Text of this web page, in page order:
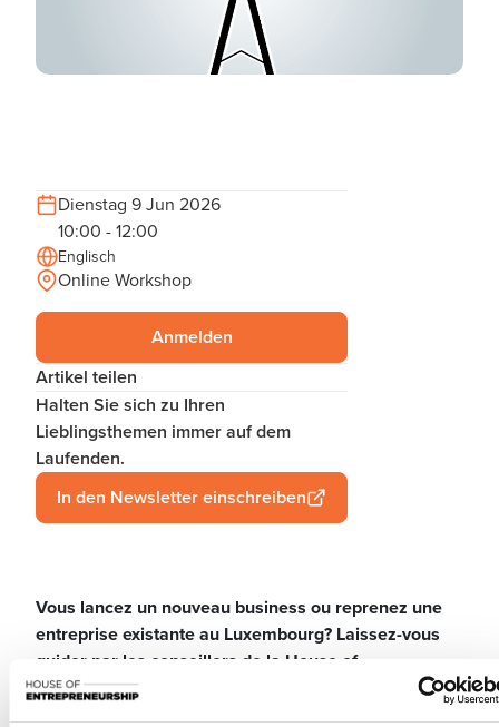
Dienstag 9 Jun 2026
10:00 - 12:00
Englisch
Online Workshop
Anmelden
Artikel teilen
Halten Sie sich zu Ihren
Lieblingsthemen immer auf dem
Laufenden.
In den Newsletter einschreiben
Vous lancez un nouveau business ou reprenez une
entreprise existante au Luxembourg? Laissez-vous
guider par les conseillers de la House of
Entrepreneurship, le point de contact unique pour les